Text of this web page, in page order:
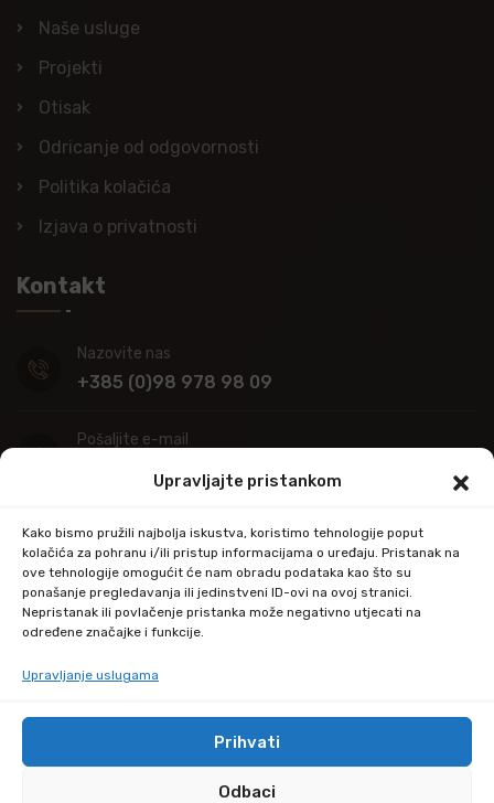
Upravljajte pristankom
Kako bismo pružili najbolja iskustva, koristimo tehnologije poput
kolačića za pohranu i/ili pristup informacijama o uređaju. Pristanak na
ove tehnologije omogućit će nam obradu podataka kao što su
ponašanje pregledavanja ili jedinstveni ID-ovi na ovoj stranici.
Nepristanak ili povlačenje pristanka može negativno utjecati na
određene značajke i funkcije.
Upravljanje uslugama
Prihvati
Odbaci
Naše usluge
Projekti
Otisak
Odricanje od odgovornosti
Politika kolačića
Izjava o privatnosti
Kontakt
Nazovite nas
+385 (0)98 978 98 09
Pošaljite e-mail
Adresa
Industrijska ulica 39,
34000 Požega
© Copyright 2024 by kupitapetu.com